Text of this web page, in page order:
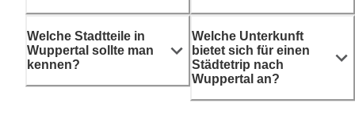
Welche Stadtteile in
Wuppertal sollte man
kennen?
Welche Unterkunft
bietet sich für einen
Städtetrip nach
Wuppertal an?